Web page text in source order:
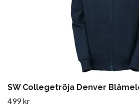
SW Collegetröja Denver
499 kr